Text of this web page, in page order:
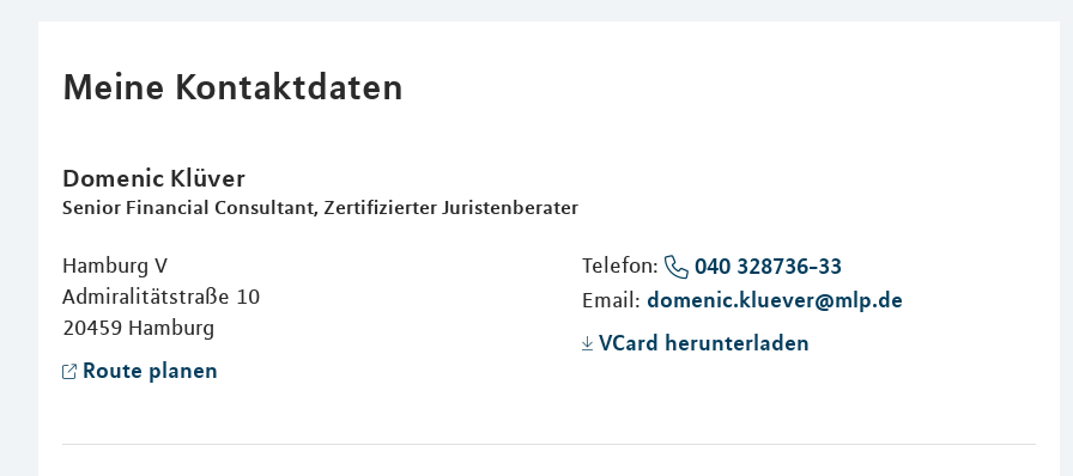
Meine Kontaktdaten
Domenic Klüver
Senior Financial Consultant, Zertifizierter Juristenberater
Hamburg V
Admiralitätstraße 10
20459 Hamburg
Route planen
Telefon:
040 328736-33
Email: domenic.kluever@mlp.de
VCard herunterladen